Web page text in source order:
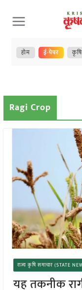
Skip
to
content
होम ई-पेपर
Ragi Crop
राज्य कृषि समाचार (STATE
यह तकनीक